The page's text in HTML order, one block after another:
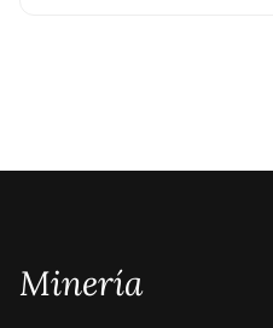
Minería